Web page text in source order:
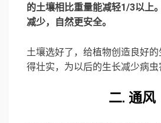
的土壤相比重量能减轻1/3以上
减少，自然更安全。
土壤选好了，给植物创造良好
得壮实，为以后的生长减少病虫
二. 通风